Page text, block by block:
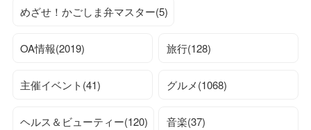
めざせ！かごしま弁マスター(5)
OA情報(2019) 旅行(128)
主催イベント(41) グルメ(1068)
ヘルス＆ビューティー(120) 音楽(37)